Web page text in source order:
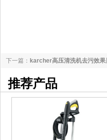
下一篇： karcher高压清洗机去污效果
推荐产品